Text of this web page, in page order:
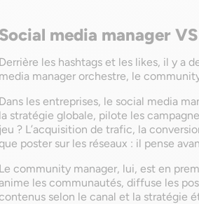
Social media manager
Derrière les hashtags et les likes, il y a
media manager orchestre, le
Dans les entreprises, le social media
la stratégie globale, pilote les
jeu ? L’acquisition de trafic, la
poster sur les réseaux : il pense
Le community manager, lui, est en
anime les communautés, diffuse les
selon le canal et la stratégie